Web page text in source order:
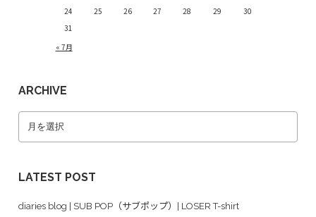
« 7月
24
25 26 27 28 29
30
31
ARCHIVE
LATEST POST
diaries blog | SUB POP（サブポップ）| LOSER T-shirt